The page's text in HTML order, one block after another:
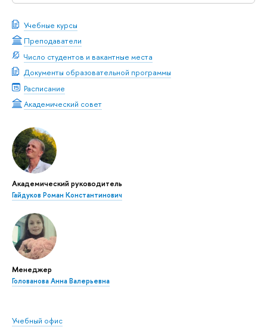
Учебные курсы
Преподаватели
Число студентов и вакантные места
Документы образовательной программы
Расписание
Академический совет
Академический руководитель
Гайдуков Роман Константинович
Менеджер
Голованова Анна Валерьевна
Учебный офис